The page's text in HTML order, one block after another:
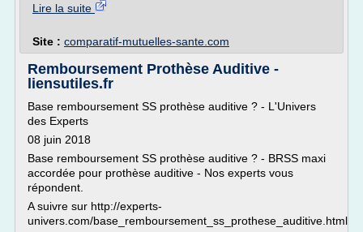
Lire la suite
Site : comparatif-mutuelles-sante.com
Remboursement Prothèse Auditive -
liensutiles.fr
Base remboursement SS prothèse auditive ? - L'Univers
des Experts
08 juin 2018
Base remboursement SS prothèse auditive ? - BRSS maxi
accordée pour prothèse auditive - Nos experts vous
répondent.
A suivre sur http://experts-
univers.com/base_remboursement_ss_prothese_auditive.html